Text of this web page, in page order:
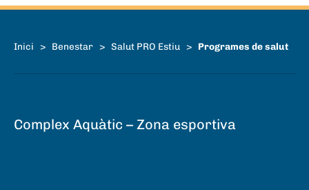
Inici > Benestar > Salut PRO Estiu > Programes de salut
Complex Aquàtic – Zona esportiva